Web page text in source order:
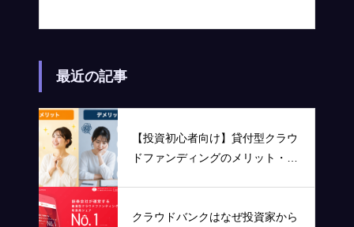
最近の記事
【投資初心者向け】貸付型クラウ
ドファンディングのメリット・デ
クラウドバンクはなぜ投資家から